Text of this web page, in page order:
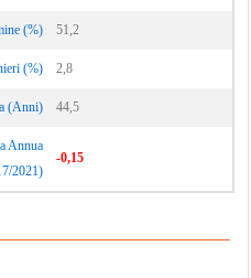
(%) 51,2
(%) 2,8
(Anni) 44,5
Annua
2021)
-0,15